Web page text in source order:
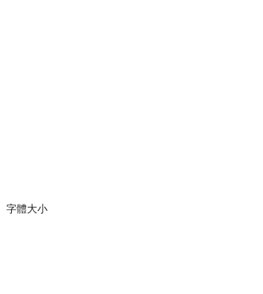
字體大小